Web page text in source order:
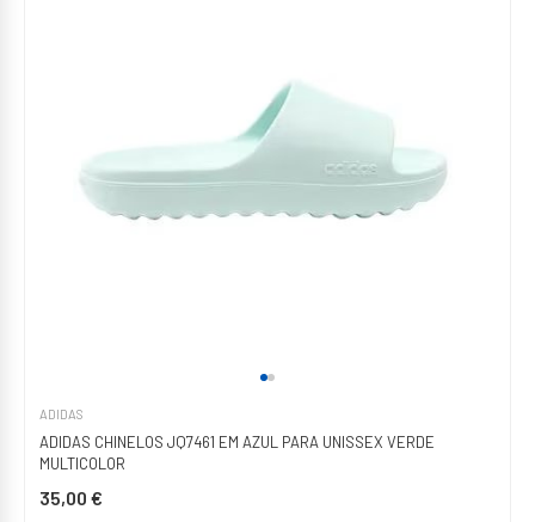
ADIDAS
ADIDAS CHINELOS JQ7461 EM AZUL PARA UNISSEX VERDE
MULTICOLOR
35,00 €